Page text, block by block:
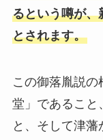
るという噂が、
とされます。
この御落胤説
堂」であること
と、そして津